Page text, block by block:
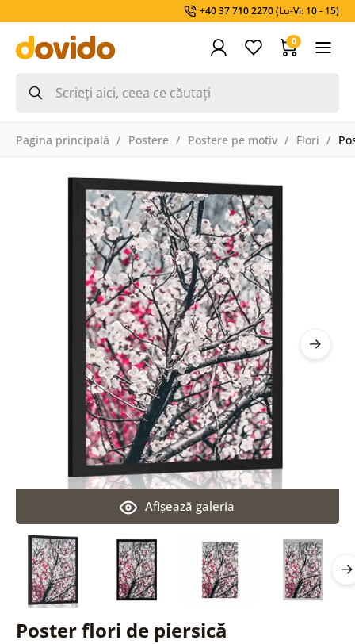
+40 37 710 2270(Lu-Vi: 10 - 15)
0
Pagina principală Postere Postere pe motiv Flori
Poster flori de piersică
Afişează galeria